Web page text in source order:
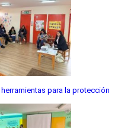
para la protección